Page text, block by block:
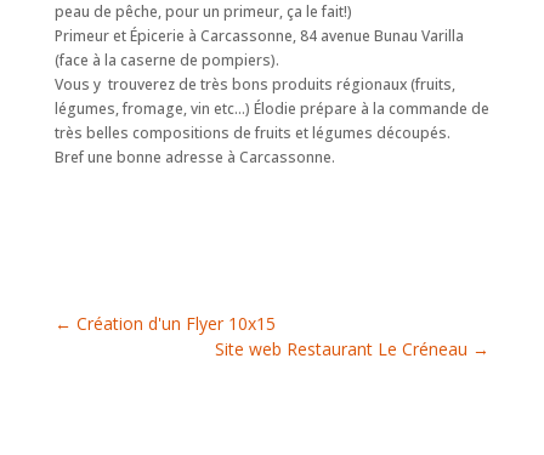
peau de pêche, pour un primeur, ça le fait!)
Primeur et Épicerie à Carcassonne, 84 avenue Bunau Varilla
(face à la caserne de pompiers).
Vous y trouverez de très bons produits régionaux (fruits,
légumes, fromage, vin etc…) Élodie prépare à la commande de
très belles compositions de fruits et légumes découpés.
Bref une bonne adresse à Carcassonne.
← Création d'un Flyer 10x15
Site web Restaurant Le Créneau →